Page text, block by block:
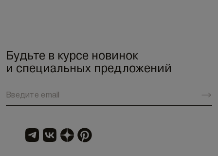
Будьте в курсе новинок
и специальных предложений